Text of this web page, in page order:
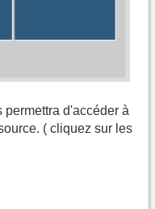
permettra d'accéder à
( cliquez sur les